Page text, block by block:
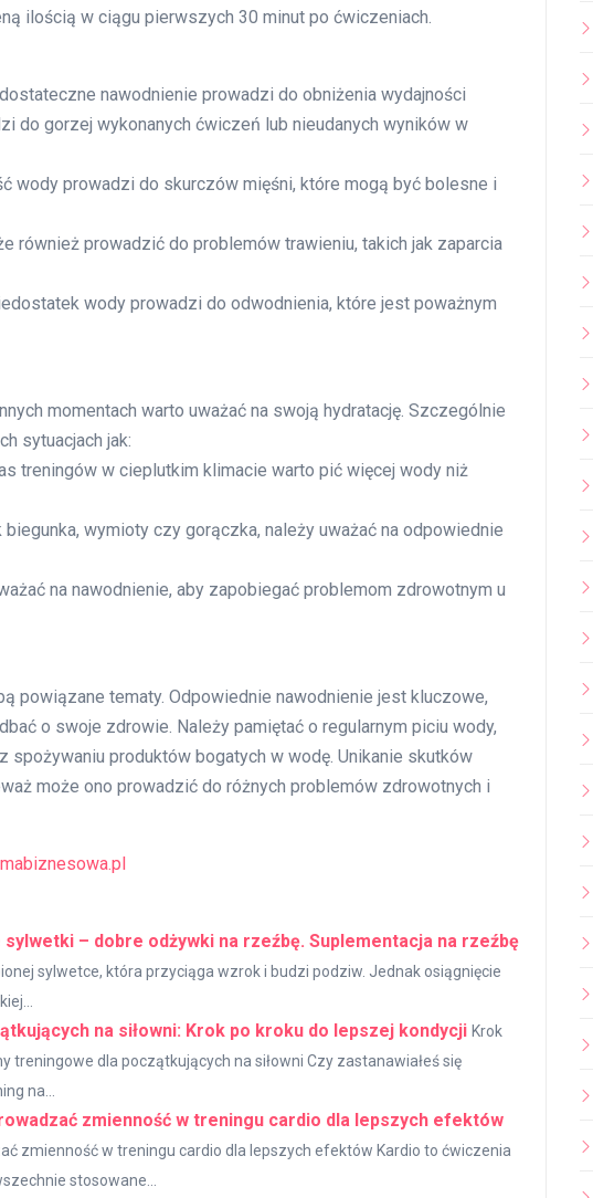
ilością w ciągu pierwszych 30 minut po ćwiczeniach.
nawodnienie prowadzi do obniżenia wydajności
do gorzej wykonanych ćwiczeń lub nieudanych wyników w
wody prowadzi do skurczów mięśni, które mogą być bolesne i
również prowadzić do problemów trawieniu, takich jak zaparcia
wody prowadzi do odwodnienia, które jest poważnym
momentach warto uważać na swoją hydratację. Szczególnie
sytuacjach jak:
treningów w cieplutkim klimacie warto pić więcej wody niż
biegunka, wymioty czy gorączka, należy uważać na odpowiednie
na nawodnienie, aby zapobiegać problemom zdrowotnym u
powiązane tematy. Odpowiednie nawodnienie jest kluczowe,
o swoje zdrowie. Należy pamiętać o regularnym piciu wody,
spożywaniu produktów bogatych w wodę. Unikanie skutków
może ono prowadzić do różnych problemów zdrowotnych i
– dobre odżywki na rzeźbę. Suplementacja na rzeźbę
sylwetce, która przyciąga wzrok i budzi podziw. Jednak osiągnięcie
na siłowni: Krok po kroku do lepszej kondycji Krok
treningowe dla początkujących na siłowni Czy zastanawiałeś się
na...
zmienność w treningu cardio dla lepszych efektów
zmienność w treningu cardio dla lepszych efektów Kardio to ćwiczenia
stosowane...